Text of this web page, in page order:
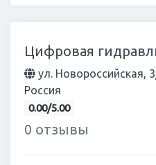
Цифровая
ул. Новороссийская,
Россия
0.00/5.00
0 отзывы